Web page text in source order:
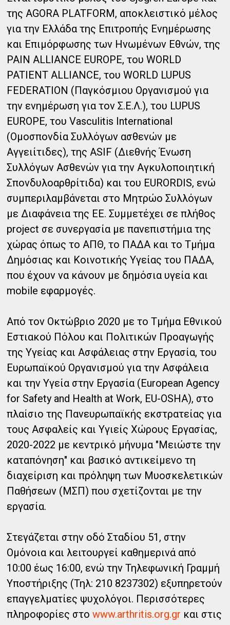
της AGORA PLATFORM, αποκλειστικό μέλος
για την Ελλάδα της Επιτροπής Ενημέρωσης
και Επιμόρφωσης των Ηνωμένων Εθνών, της
PAIN ALLIANCE EUROPE, του WORLD
PATIENT ALLIANCE, του WORLD LUPUS
FEDERATION (Παγκόσμιου Οργανισμού για
την ενημέρωση για τον Σ.Ε.Λ.), του LUPUS
EUROPE, του Vasculitis International
(Ομοσπονδία Συλλόγων ασθενών με
Αγγειίτιδες), της ASIF (Διεθνής Ένωση
Συλλόγων Ασθενών για την Αγκυλοποιητική
Σπονδυλοαρθρίτιδα) και του EURORDIS, ενώ
συμπεριλαμβάνεται στο Μητρώο Συλλόγων
με Διαφάνεια της ΕΕ. Συμμετέχει σε πλήθος
project σε συνεργασία με πανεπιστήμια της
χώρας όπως το ΑΠΘ, το ΠΑΔΑ και το Τμήμα
Δημόσιας και Κοινοτικής Υγείας του ΠΑΔΑ,
που έχουν να κάνουν με δημόσια υγεία και
mobile εφαρμογές.
Από τον Οκτώβριο 2020 με το Τμήμα Εθνικού
Εστιακού Πόλου και Πολιτικών Προαγωγής
της Υγείας και Ασφάλειας στην Εργασία, του
Ευρωπαϊκού Οργανισμού για την Ασφάλεια
και την Υγεία στην Εργασία (European Agency
for Safety and Health at Work, EU-OSHA), στο
πλαίσιο της Πανευρωπαϊκής εκστρατείας για
τους Ασφαλείς και Υγιείς Χώρους Εργασίας,
2020-2022 με κεντρικό μήνυμα "Μειώστε την
καταπόνηση" και βασικό αντικείμενο τη
διαχείριση και πρόληψη των Μυοσκελετικών
Παθήσεων (ΜΣΠ) που σχετίζονται με την
εργασία.
Στεγάζεται στην οδό Σταδίου 51, στην
Ομόνοια και λειτουργεί καθημερινά από
10:00 έως 16:00, ενώ την Τηλεφωνική Γραμμή
Υποστήριξης (Τηλ: 210 8237302) εξυπηρετούν
επαγγελματίες ψυχολόγοι. Περισσότερες
πληροφορίες στοwww.arthritis.org.gr και στις